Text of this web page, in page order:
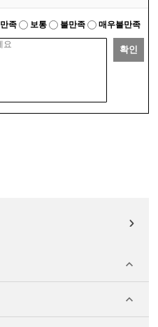
만족 보통 불만족 매우불만족
확인